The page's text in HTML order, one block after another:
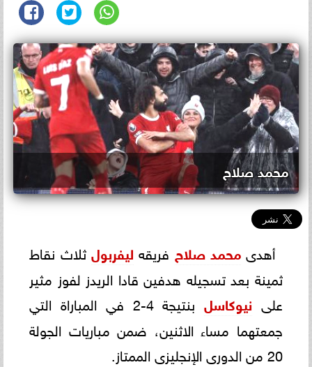
محمد صلاح
أهدى محمد صلاح فريقه ليفربولثلاث نقاط
ثمينة بعد تسجيله هدفين قادا الريدز لفوز مثير
على نيوكاسل
بنتيجة 4-2 في المباراة التي
جمعتهما مساء الاثنين، ضمن مباريات الجولة
20 من الدورى الإنجليزى الممتاز.